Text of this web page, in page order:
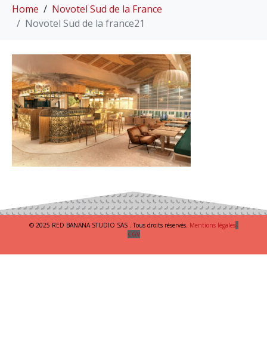
Home
Novotel Sud de la France
Novotel Sud de la france21
© 2025 RED BANANA STUDIO SAS . Tous droits réservés. Mentions légales–
CGV